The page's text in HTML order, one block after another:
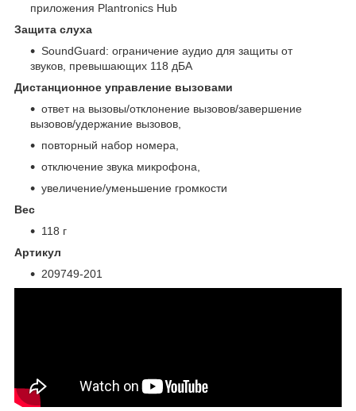
приложения Plantronics Hub
Защита слуха
SoundGuard: ограничение аудио для защиты от
звуков, превышающих 118 дБА
Дистанционное управление вызовами
ответ на вызовы/отклонение вызовов/завершение
вызовов/удержание вызовов,
повторный набор номера,
отключение звука микрофона,
увеличение/уменьшение громкости
Вес
118 г
Артикул
209749-201